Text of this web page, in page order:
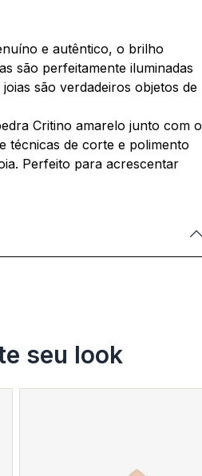
e autêntico, o brilho
são perfeitamente iluminadas
são verdadeiros objetos de
Critino amarelo junto com o
técnicas de corte e polimento
Perfeito para acrescentar
seu look